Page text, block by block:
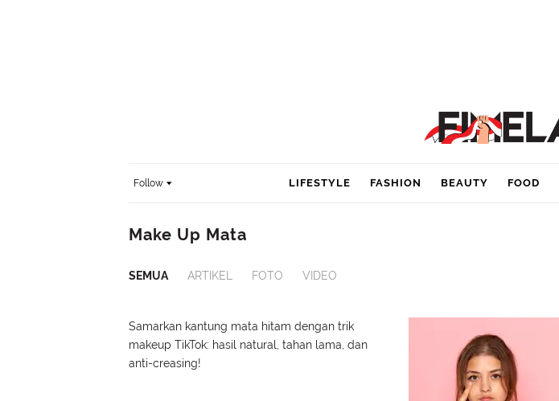
Follow LIFESTYLE FASHION BEAUTY FOOD
Make Up Mata
SEMUA ARTIKEL FOTO VIDEO
Samarkan kantung mata hitam dengan trik
makeup TikTok: hasil natural, tahan lama, dan
anti-creasing!